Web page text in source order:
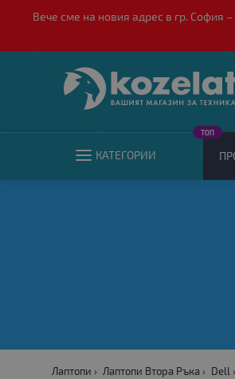
Вече сме на новия адрес в гр. София
КАТЕГОРИИ
ТОП
Лаптопи Лаптопи Втора Ръка Dell